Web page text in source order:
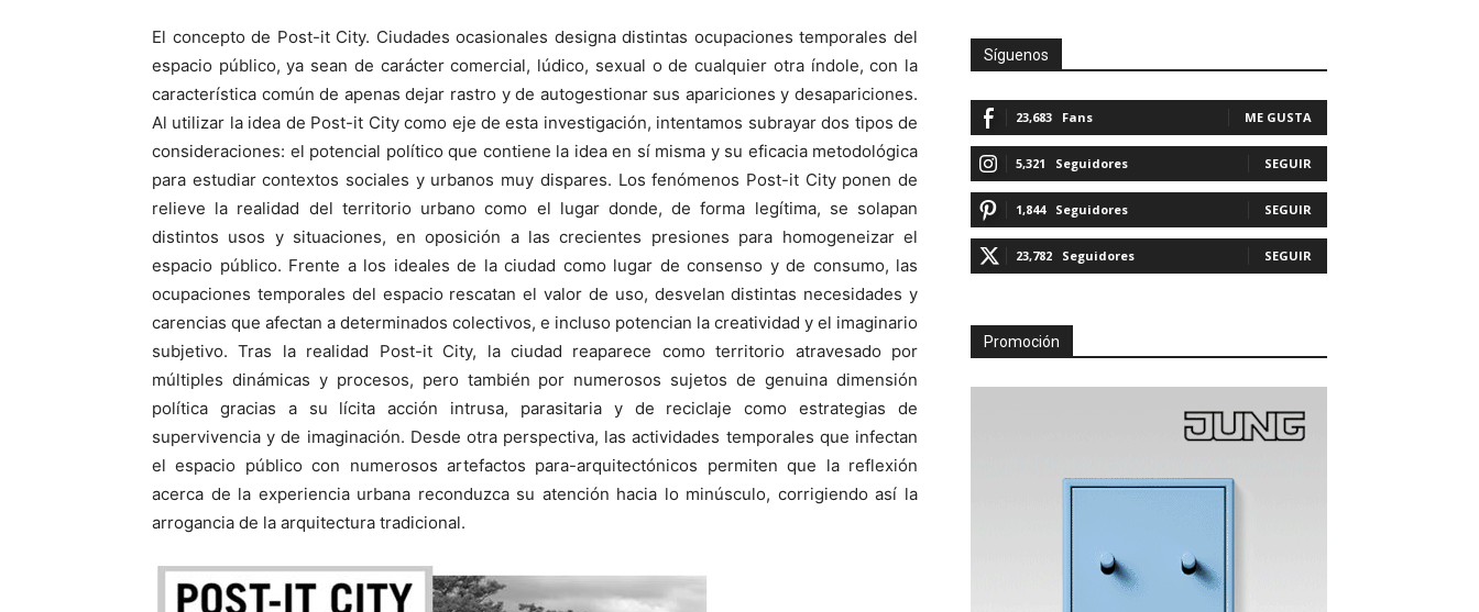
El concepto de Post-it City. Ciudades ocasionales designa distintas ocupaciones temporales del
espacio público, ya sean de carácter comercial, lúdico, sexual o de cualquier otra índole, con la
característica común de apenas dejar rastro y de autogestionar sus apariciones y desapariciones.
Al utilizar la idea de Post-it City como eje de esta investigación, intentamos subrayar dos tipos de
consideraciones: el potencial político que contiene la idea en sí misma y su eficacia metodológica
para estudiar contextos sociales y urbanos muy dispares. Los fenómenos Post-it City ponen de
relieve la realidad del territorio urbano como el lugar donde, de forma legítima, se solapan
distintos usos y situaciones, en oposición a las crecientes presiones para homogeneizar el
espacio público. Frente a los ideales de la ciudad como lugar de consenso y de consumo, las
ocupaciones temporales del espacio rescatan el valor de uso, desvelan distintas necesidades y
carencias que afectan a determinados colectivos, e incluso potencian la creatividad y el imaginario
subjetivo. Tras la realidad Post-it City, la ciudad reaparece como territorio atravesado por
múltiples dinámicas y procesos, pero también por numerosos sujetos de genuina dimensión
política gracias a su lícita acción intrusa, parasitaria y de reciclaje como estrategias de
supervivencia y de imaginación. Desde otra perspectiva, las actividades temporales que infectan
el espacio público con numerosos artefactos para-arquitectónicos permiten que la reflexión
acerca de la experiencia urbana reconduzca su atención hacia lo minúsculo, corrigiendo así la
arrogancia de la arquitectura tradicional.
Síguenos
23,683 Fans ME GUSTA
5,321 Seguidores SEGUIR
1,844 Seguidores SEGUIR
23,782 Seguidores SEGUIR
Promoción